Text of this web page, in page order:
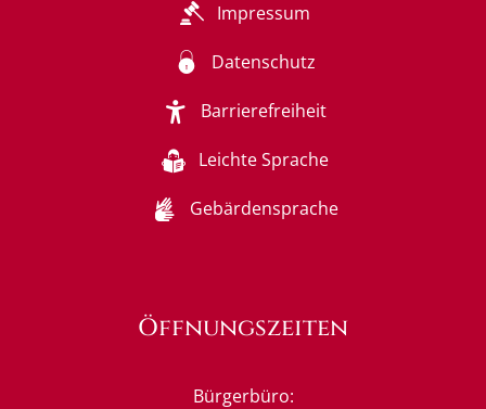
Impressum
Datenschutz
Barrierefreiheit
Leichte Sprache
Gebärdensprache
Öffnungszeiten
Bürgerbüro: